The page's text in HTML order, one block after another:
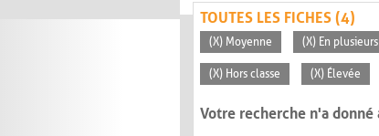
TOUTES LES FICHES (4)
(X) Moyenne (X) En
(X) Hors classe (X) Élevée
Votre recherche n'a